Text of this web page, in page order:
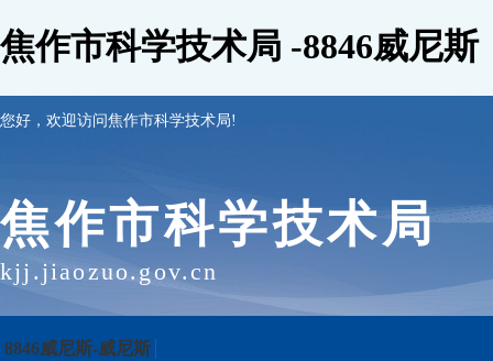
焦作市科学技术局 -8846威尼斯
您好，欢迎访问焦作市科学技术局!
焦作市科学技术局
kjj.jiaozuo.gov.cn
8846威尼斯-威尼斯